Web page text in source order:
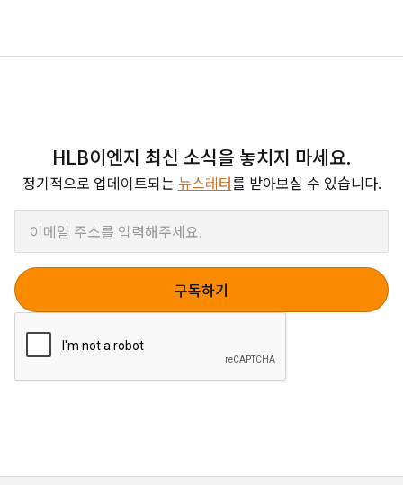
HLB이엔지 최신 소식을 놓치지 마세요.
정기적으로 업데이트되는 뉴스레터를 받아보실 수 있습니다.